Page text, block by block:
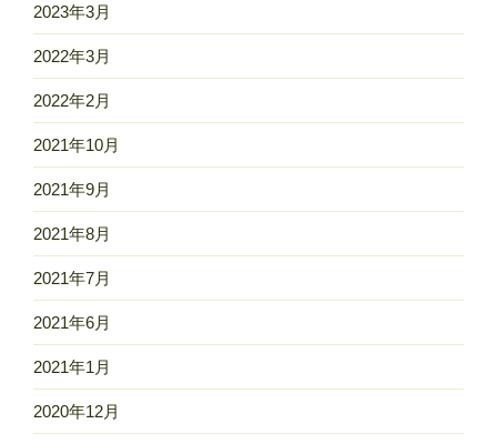
2023年3月
2022年3月
2022年2月
2021年10月
2021年9月
2021年8月
2021年7月
2021年6月
2021年1月
2020年12月